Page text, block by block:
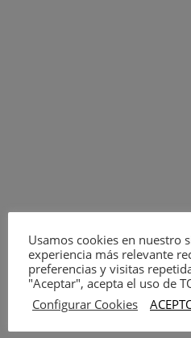
Usamos cookies en nuestro
experiencia más relevante
preferencias y visitas
"Aceptar", acepta el uso de
Configurar Cookies